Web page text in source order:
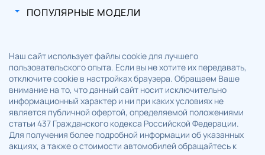
ПОПУЛЯРНЫЕ МОДЕЛИ
Наш сайт использует файлы cookie для лучшего
пользовательского опыта. Если вы не хотите их передавать,
отключите cookie в настройках браузера. Обращаем Ваше
внимание на то, что данный сайт носит исключительно
информационный характер и ни при каких условиях не
является публичной офертой, определяемой положениями
статьи 437 Гражданского кодекса Российской Федерации.
Для получения более подробной информации об указанных
акциях, а также о стоимости автомобилей обращайтесь к